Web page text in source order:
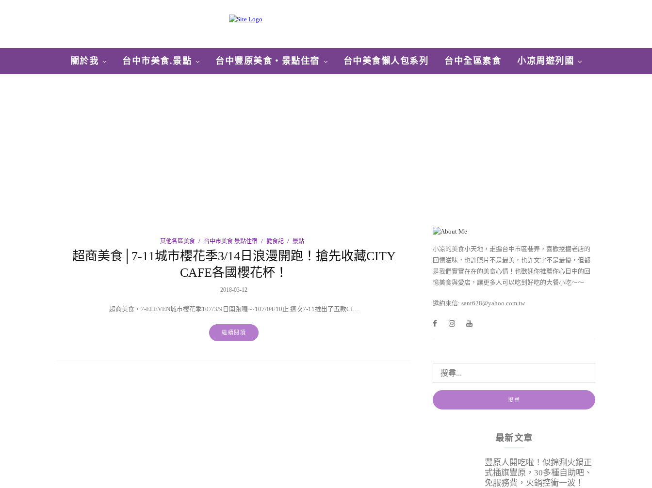
關於我 台中市美食.景點 台中豐原美食‧景點住宿 台中美食懶人包系列 台中全區素食 小凉周遊列國
其他各區美食 台中市美食.景點住宿 愛食記 景點
超商美食│7-11城市櫻花季3/14日浪漫開跑！搶先收藏CITY
CAFE各國櫻花杯！
2018-03-12
超商美食，7-ELEVEN城市櫻花季107/3/9日開跑囉~~107/04/10止 這次7-11推出了五款CI…
繼續閱讀
小凉的美食小天地，走遍台中市區巷弄，喜歡挖掘老店的
回憶滋味，也許照片不是最美，也許文字不是最優，但都
是我們實實在在的美食心情！也歡迎你推薦你心目中的回
憶美食與愛店，讓更多人可以吃到好吃的大餐小吃～～
邀約來信: sant628@yahoo.com.tw
最新文章
豐原人開吃啦！似錦涮火鍋正
式插旗豐原，30多種自助吧、
免服務費，火鍋控衝一波！